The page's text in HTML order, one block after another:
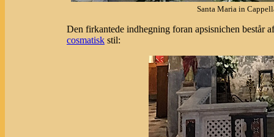
Santa Maria in
Den firkantede indhegning foran apsisnichen består
cosmatisk stil: